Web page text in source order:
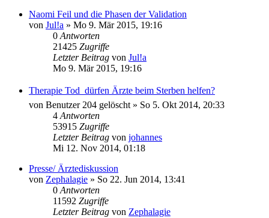
Naomi Feil und die Phasen der Validation
von Jul!a » Mo 9. Mär 2015, 19:16
0 Antworten
21425 Zugriffe
Letzter Beitrag von Jul!a
Mo 9. Mär 2015, 19:16
Therapie Tod  dürfen Ärzte beim Sterben helfen?
von Benutzer 204 gelöscht » So 5. Okt 2014, 20:33
4 Antworten
53915 Zugriffe
Letzter Beitrag von johannes
Mi 12. Nov 2014, 01:18
Presse/ Ärztediskussion
von Zephalagie » So 22. Jun 2014, 13:41
0 Antworten
11592 Zugriffe
Letzter Beitrag von Zephalagie